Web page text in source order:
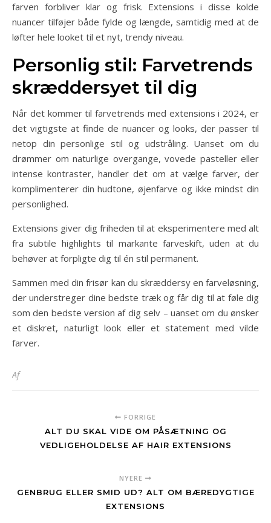
farven forbliver klar og frisk. Extensions i disse kolde
nuancer tilføjer både fylde og længde, samtidig med at de
løfter hele looket til et nyt, trendy niveau.
Personlig stil: Farvetrends
skræddersyet til dig
Når det kommer til farvetrends med extensions i 2024, er
det vigtigste at finde de nuancer og looks, der passer til
netop din personlige stil og udstråling. Uanset om du
drømmer om naturlige overgange, vovede pasteller eller
intense kontraster, handler det om at vælge farver, der
komplimenterer din hudtone, øjenfarve og ikke mindst din
personlighed.
Extensions giver dig friheden til at eksperimentere med alt
fra subtile highlights til markante farveskift, uden at du
behøver at forpligte dig til én stil permanent.
Sammen med din frisør kan du skræddersy en farveløsning,
der understreger dine bedste træk og får dig til at føle dig
som den bedste version af dig selv – uanset om du ønsker
et diskret, naturligt look eller et statement med vilde
farver.
Af
FORRIGE
ALT DU SKAL VIDE OM PÅSÆTNING OG
VEDLIGEHOLDELSE AF HAIR EXTENSIONS
NYERE
GENBRUG ELLER SMID UD? ALT OM BÆREDYGTIGE
EXTENSIONS